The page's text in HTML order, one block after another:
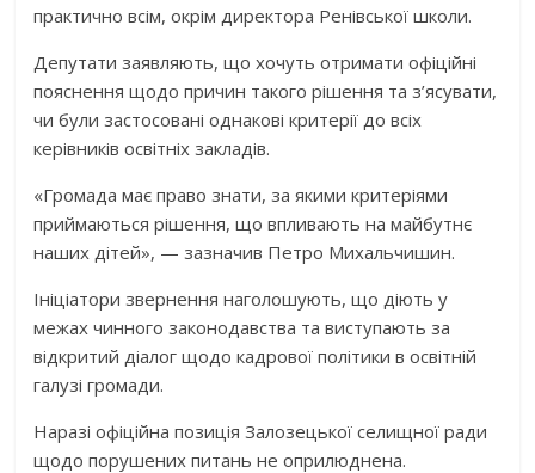
практично всім, окрім директора Ренівської школи.
Депутати заявляють, що хочуть отримати офіційні
пояснення щодо причин такого рішення та з’ясувати,
чи були застосовані однакові критерії до всіх
керівників освітніх закладів.
«Громада має право знати, за якими критеріями
приймаються рішення, що впливають на майбутнє
наших дітей», — зазначив Петро Михальчишин.
Ініціатори звернення наголошують, що діють у
межах чинного законодавства та виступають за
відкритий діалог щодо кадрової політики в освітній
галузі громади.
Наразі офіційна позиція Залозецької селищної ради
щодо порушених питань не оприлюднена.